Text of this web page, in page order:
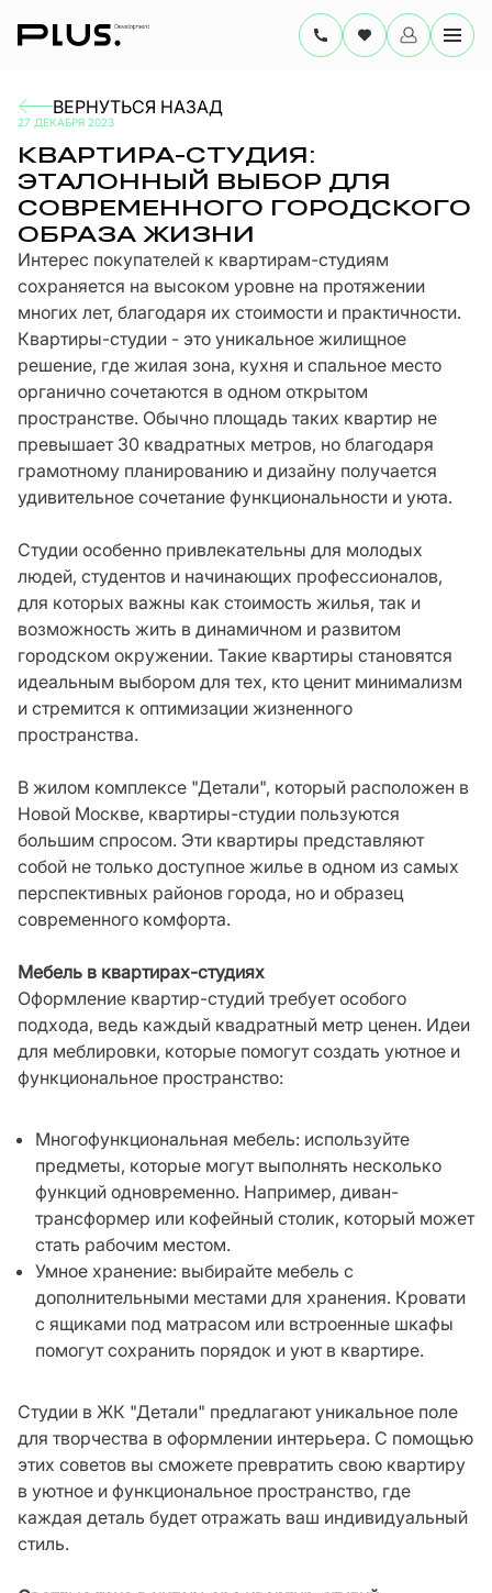
ВЕРНУТЬСЯ НАЗАД
27 ДЕКАБРЯ 2023
КВАРТИРА-СТУДИЯ:
ЭТАЛОННЫЙ ВЫБОР ДЛЯ
СОВРЕМЕННОГО ГОРОДСКОГО
ОБРАЗА ЖИЗНИ
Интерес покупателей к квартирам-студиям
сохраняется на высоком уровне на протяжении
многих лет, благодаря их стоимости и практичности.
Квартиры-студии - это уникальное жилищное
решение, где жилая зона, кухня и спальное место
органично сочетаются в одном открытом
пространстве. Обычно площадь таких квартир не
превышает 30 квадратных метров, но благодаря
грамотному планированию и дизайну получается
удивительное сочетание функциональности и уюта.
Студии особенно привлекательны для молодых
людей, студентов и начинающих профессионалов,
для которых важны как стоимость жилья, так и
возможность жить в динамичном и развитом
городском окружении. Такие квартиры становятся
идеальным выбором для тех, кто ценит минимализм
и стремится к оптимизации жизненного
пространства.
В жилом комплексе "Детали", который расположен в
Новой Москве, квартиры-студии пользуются
большим спросом. Эти квартиры представляют
собой не только доступное жилье в одном из самых
перспективных районов города, но и образец
современного комфорта.
Мебель в квартирах-студиях
Оформление квартир-студий требует особого
подхода, ведь каждый квадратный метр ценен. Идеи
для меблировки, которые помогут создать уютное и
функциональное пространство:
Многофункциональная мебель: используйте
предметы, которые могут выполнять несколько
функций одновременно. Например, диван-
трансформер или кофейный столик, который может
стать рабочим местом.
Умное хранение: выбирайте мебель с
дополнительными местами для хранения. Кровати
с ящиками под матрасом или встроенные шкафы
помогут сохранить порядок и уют в квартире.
Студии в ЖК "Детали" предлагают уникальное поле
для творчества в оформлении интерьера. С помощью
этих советов вы сможете превратить свою квартиру
в уютное и функциональное пространство, где
каждая деталь будет отражать ваш индивидуальный
стиль.